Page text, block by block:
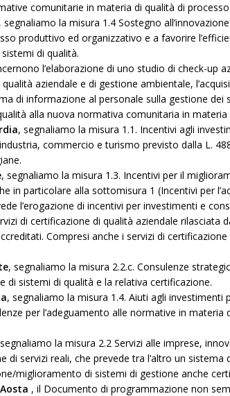
comunitarie in materia di qualità di
, segnaliamo la misura 1.4 Sostegno
produttivo ed organizzativo e a favorire
di qualità.
l’elaborazione di uno studio di check-up
aziendale e di gestione ambientale,
di informazione al personale sulla gestione
alla nuova normativa comunitaria in
, segnaliamo la misura 1.1. Incentivi agli
commercio e turismo previsto dalla L.
, segnaliamo la misura 1.3. Incentivi per il
in particolare alla sottomisura 1 (Incentivi per
l’erogazione di incentivi per investimenti e
di certificazione di qualità aziendale rilasciata
Compresi anche i servizi di
, segnaliamo la misura 2.2.c. Consulenze
di sistemi di qualità e la relativa certificazione.
, segnaliamo la misura 1.4. Aiuti agli
per l’adeguamento alle normative in
la misura 2.2 Servizi alle imprese,
di servizi reali, che prevede tra l’altro un
miglioramento di sistemi di gestione anche
, il Documento di programmazione non